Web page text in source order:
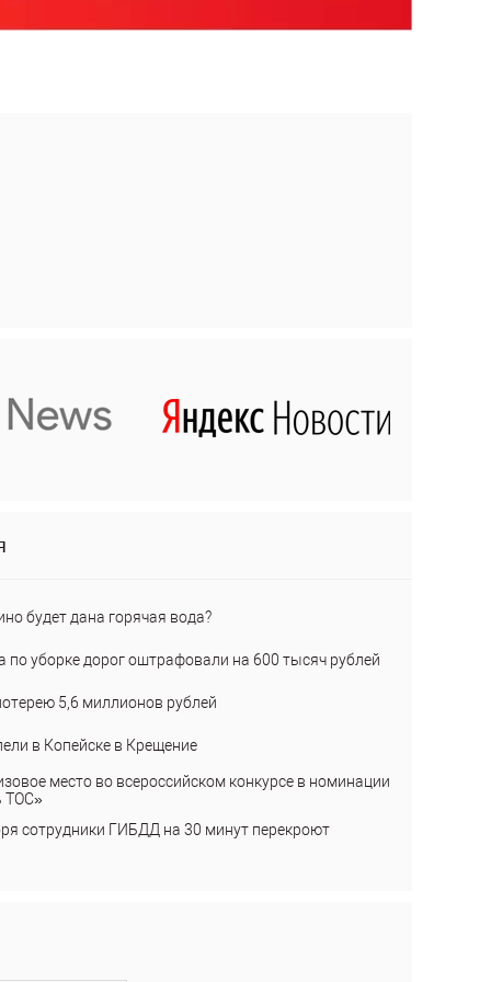
будет дана горячая вода?
по уборке дорог оштрафовали на 600 тысяч рублей
5,6 миллионов рублей
в Копейске в Крещение
место во всероссийском конкурсе в номинации
ТОС»
сотрудники ГИБДД на 30 минут перекроют